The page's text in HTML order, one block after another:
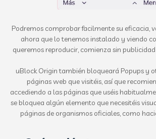
Podremos comprobar facilmente su eficacia,
ahora que lo tenemos instalado y viendo
queremos reproducir, comienza sin
uBlock Origin también bloqueará Popups y
páginas web que visitéis, así que
accediendo a las páginas que uséis
se bloquea algún elemento que necesitéis
páginas de organismos oficiales, como